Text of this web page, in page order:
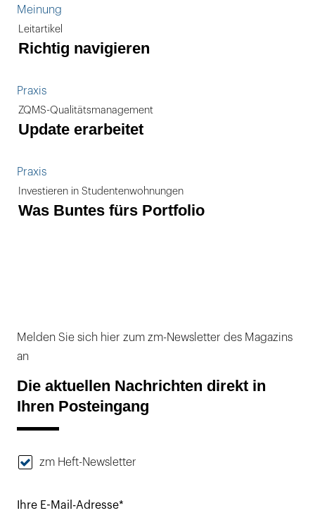
Meinung
Leitartikel
Richtig navigieren
Praxis
ZQMS-Qualitätsmanagement
Update erarbeitet
Praxis
Investieren in Studentenwohnungen
Was Buntes fürs Portfolio
Melden Sie sich hier zum zm-Newsletter des Magazins
an
Die aktuellen Nachrichten direkt in
Ihren Posteingang
zm Heft-Newsletter
Ihre E-Mail-Adresse*